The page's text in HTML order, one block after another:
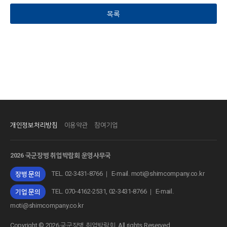
목록
개인정보처리방침 이용약관 참여기업
2026 국군장병 취업박람회 운영사무국
장병 문의 TEL. 02-3431-8766 E-mail. moti@shimcompany.co.kr
기업 문의 TEL. 070-4162-2531, 02-3431-8766
E-mail.
moti@shimcompany.co.kr
Copyright © 2026 국군장병 취업박람회. All rights Reserved.